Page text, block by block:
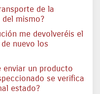
de la
mismo?
me devolveréis el
nuevo los
enviar un producto
se verifica
estado?